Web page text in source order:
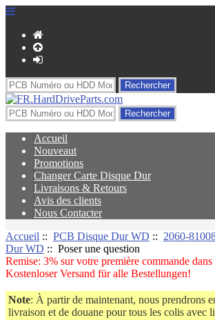
Accueil
Nouveaut
Promotions
Changer Carte Disque Dur
Livraisons & Retours
Avis des clients
Nous Contacter
Accueil :: PCB Disque Dur WD :: 2060-
Dur WD :: Poser une question
Remise: 3% sur votre première commande
Kostenloser Versand für alle Bestellungen!
Note: À partir de maintenant, nous prendrons
livraison et de douane pour tous les colis avec